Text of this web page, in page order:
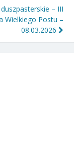
– III
Wielkiego Postu –
08.03.2026